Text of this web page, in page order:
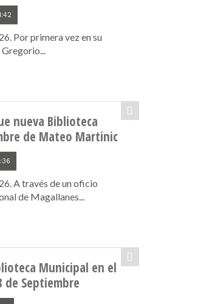
Por primera vez en su
Gregorio...
nueva Biblioteca
de Mateo Martinic
A través de un oficio
de Magallanes...
Municipal en el
de Septiembre